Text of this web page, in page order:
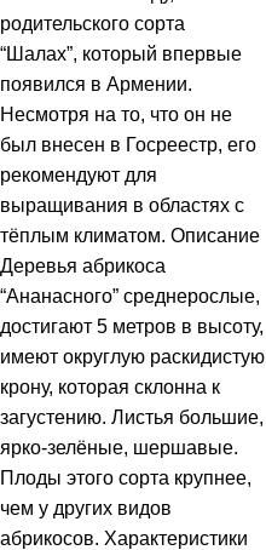
родительского сорта
“Шалах”, который впервые
появился в Армении.
Несмотря на то, что он не
был внесен в Госреестр, его
рекомендуют для
выращивания в областях с
тёплым климатом. Описание
Деревья абрикоса
“Ананасного” среднерослые,
достигают 5 метров в высоту,
имеют округлую раскидистую
крону, которая склонна к
загустению. Листья большие,
ярко-зелёные, шершавые.
Плоды этого сорта крупнее,
чем у других видов
абрикосов. Характеристики